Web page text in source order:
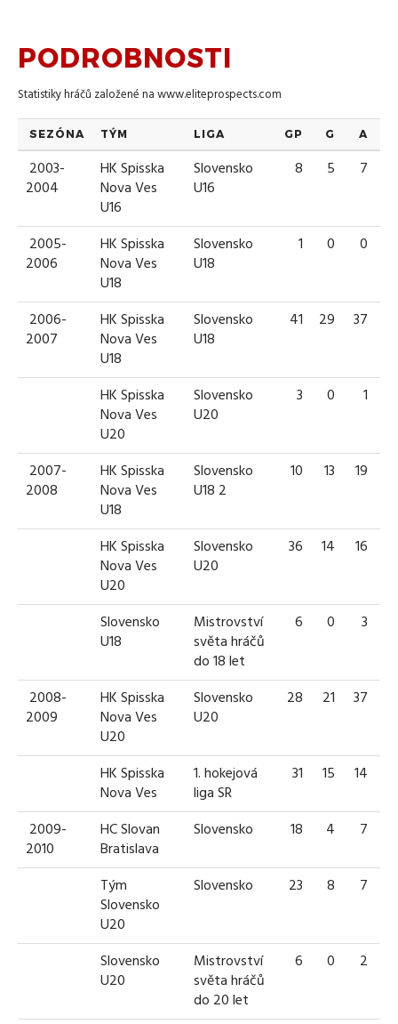
PODROBNOSTI
Statistiky hráčů založené nawww.eliteprospects.com
SEZÓNA TÝM LIGA GP G A
2003-
2004
HK Spisska
Nova Ves
U16
Slovensko
U16
8 5 7
2005-
2006
HK Spisska
Nova Ves
U18
Slovensko
U18
1 0 0
2006-
2007
HK Spisska
Nova Ves
U18
Slovensko
U18
41 29 37
HK Spisska
Nova Ves
U20
Slovensko
U20
3 0 1
2007-
2008
HK Spisska
Nova Ves
U18
Slovensko
U18 2
10 13 19
HK Spisska
Nova Ves
U20
Slovensko
U20
36 14 16
Slovensko
U18
Mistrovství
světa hráčů
do 18 let
6 0 3
2008-
2009
HK Spisska
Nova Ves
U20
Slovensko
U20
28 21 37
HK Spisska
Nova Ves
1. hokejová
liga SR
31 15 14
2009-
2010
HC Slovan
Bratislava
Slovensko 18 4 7
Tým
Slovensko
U20
Slovensko 23 8 7
Slovensko
U20
Mistrovství
světa hráčů
do 20 let
6 0 2